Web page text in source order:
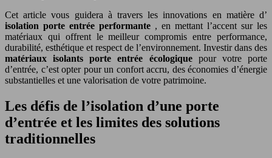
Cet article vous guidera à travers les innovations en matière d’
isolation porte entrée performante , en mettant l’accent sur les
matériaux qui offrent le meilleur compromis entre performance,
durabilité, esthétique et respect de l’environnement. Investir dans des
matériaux isolants porte entrée écologique pour votre porte
d’entrée, c’est opter pour un confort accru, des économies d’énergie
substantielles et une valorisation de votre patrimoine.
Les défis de l’isolation d’une porte
d’entrée et les limites des solutions
traditionnelles